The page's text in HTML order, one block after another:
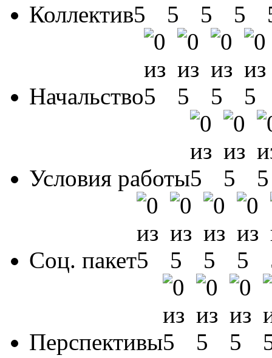
Коллектив
Начальство
Условия работы
Соц. пакет
Перспективы